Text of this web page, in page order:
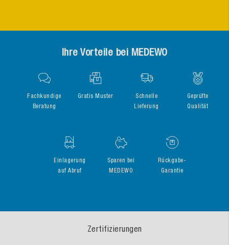
Ihre Vorteile bei MEDEWO
Fachkundige
Beratung
Gratis Muster
Schnelle
Lieferung
Geprüfte
Qualität
Einlagerung
auf Abruf
Sparen bei
MEDEWO
Rückgabe-
Garantie
Zertifizierungen